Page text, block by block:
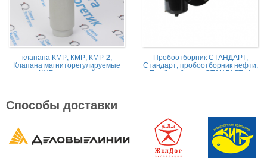
клапана КМР, КМР, КМР-2,
Клапана магниторегулируемые
КМР жидкостной
Пробоотборник СТАНДАРТ,
Стандарт, пробоотборник нефти,
Пробоотборник СТАНДАРТ -А
Способы доставки